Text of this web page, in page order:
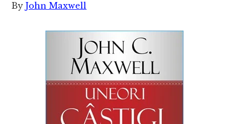
ByJohn Maxwell